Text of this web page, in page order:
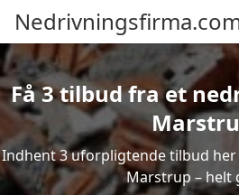
Få 3 tilbud fra et
Indhent 3 uforpligtende tilbud
Marstrup – helt